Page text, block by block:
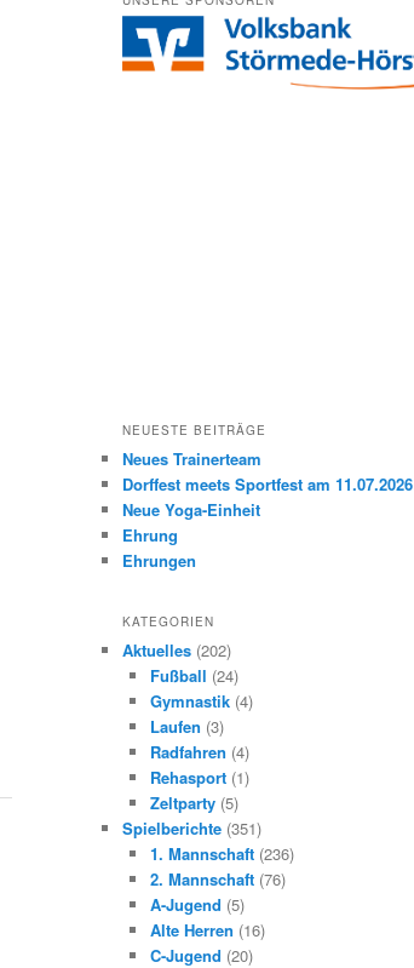
e
NEUESTE BEITRÄGE
Neues Trainerteam
Dorffest meets Sportfest am 11.07.2026
Neue Yoga-Einheit
Ehrung
Ehrungen
KATEGORIEN
Aktuelles (202)
Fußball (24)
Gymnastik(4)
Laufen (3)
Radfahren (4)
Rehasport(1)
Zeltparty(5)
Spielberichte (351)
1. Mannschaft(236)
2. Mannschaft(76)
A-Jugend (5)
Alte Herren (16)
C-Jugend (20)